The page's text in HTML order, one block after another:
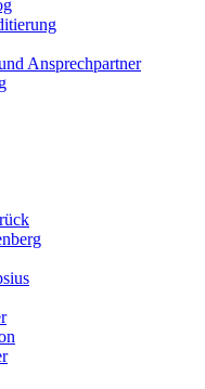
Ansprechpartner